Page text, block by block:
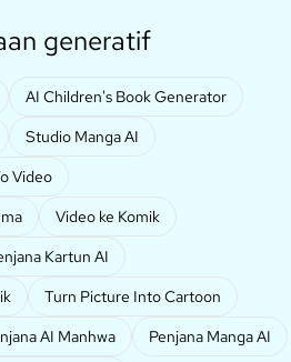
generatif
AI Children's Book Generator
Studio Manga AI
Video
Video ke Komik
Kartun AI
Turn Picture Into Cartoon
AI Manhwa
Penjana Manga AI